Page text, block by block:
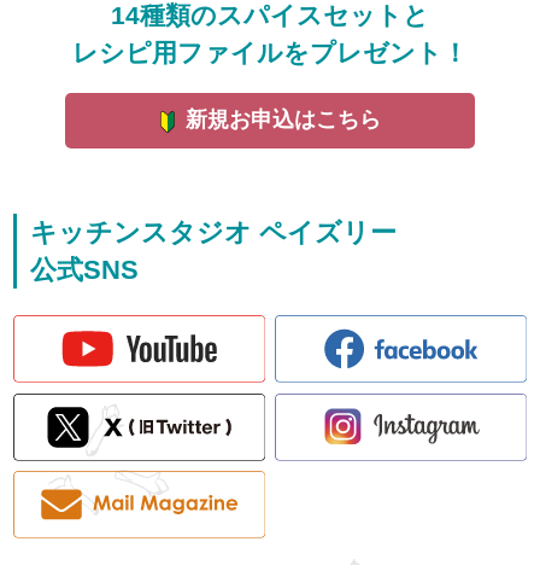
14種類のスパイスセットと
レシピ用ファイルをプレゼント！
新規お申込はこちら
キッチンスタジオ ペイズリー
公式SNS